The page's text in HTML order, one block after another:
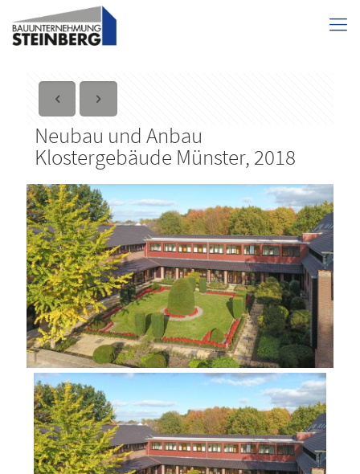
Neubau und Anbau
Klostergebäude Münster, 2018